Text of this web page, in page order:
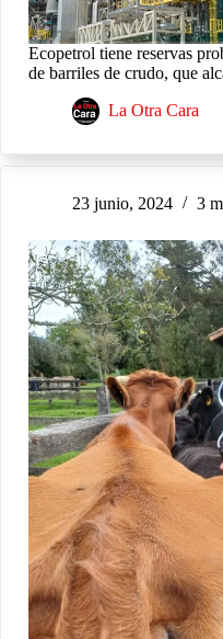
Ecopetrol tiene reservas
de barriles de crudo, que
La Otra Cara
23 junio, 2024 3